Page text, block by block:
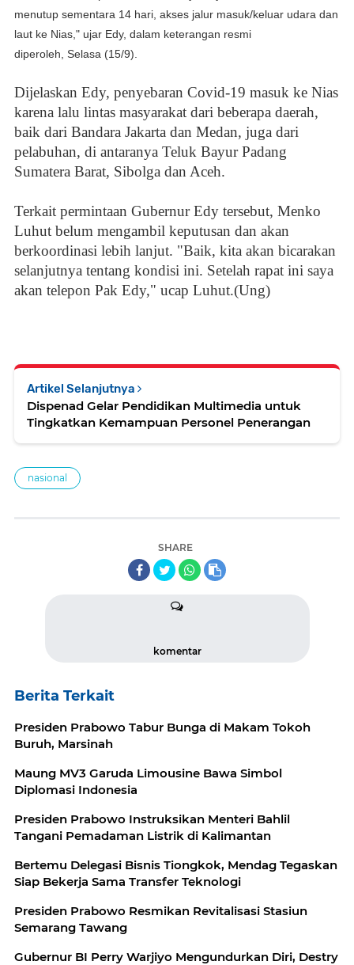
menutup sementara 14 hari, akses jalur masuk/keluar udara dan
laut ke Nias," ujar Edy, dalam keterangan resmi
diperoleh, Selasa (15/9).
Dijelaskan Edy, penyebaran Covid-19 masuk ke Nias
karena lalu lintas masyarakat dari beberapa daerah,
baik dari Bandara Jakarta dan Medan, juga dari
pelabuhan, di antaranya Teluk Bayur Padang
Sumatera Barat, Sibolga dan Aceh.
Terkait permintaan Gubernur Edy tersebut, Menko
Luhut belum mengambil keputusan dan akan
berkoordinasi lebih lanjut. "Baik, kita akan bicarakan
selanjutnya tentang kondisi ini. Setelah rapat ini saya
akan telepon Pak Edy," ucap Luhut.(Ung)
Artikel Selanjutnya
Dispenad Gelar Pendidikan Multimedia untuk
Tingkatkan Kemampuan Personel Penerangan
nasional
SHARE
komentar
Berita Terkait
Presiden Prabowo Tabur Bunga di Makam Tokoh
Buruh, Marsinah
Maung MV3 Garuda Limousine Bawa Simbol
Diplomasi Indonesia
Presiden Prabowo Instruksikan Menteri Bahlil
Tangani Pemadaman Listrik di Kalimantan
Bertemu Delegasi Bisnis Tiongkok, Mendag Tegaskan
Siap Bekerja Sama Transfer Teknologi
Presiden Prabowo Resmikan Revitalisasi Stasiun
Semarang Tawang
Gubernur BI Perry Warjiyo Mengundurkan Diri, Destry